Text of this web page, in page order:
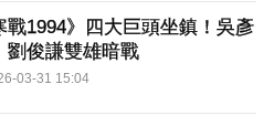
戰1994》四大巨頭坐鎮！吳彥
劉俊謙雙雄暗戰
03-31 15:04